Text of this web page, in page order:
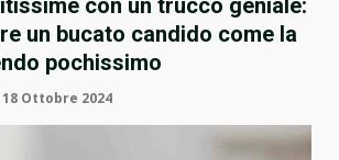
con un trucco geniale:
un bucato candido come la
pochissimo
18 Ottobre 2024